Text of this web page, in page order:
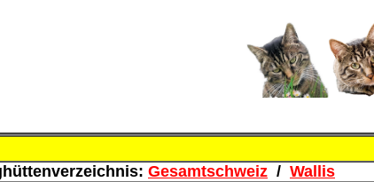
Gesamtschweiz / Wallis